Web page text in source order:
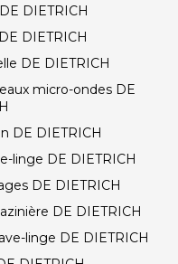
DIETRICH
DIETRICH
DE DIETRICH
micro-ondes DE
DE DIETRICH
linge DE DIETRICH
DE DIETRICH
DE DIETRICH
linge DE DIETRICH